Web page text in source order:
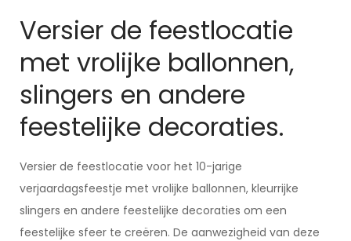
Versier de feestlocatie
met vrolijke ballonnen,
slingers en andere
feestelijke decoraties.
Versier de feestlocatie voor het 10-jarige
verjaardagsfeestje met vrolijke ballonnen, kleurrijke
slingers en andere feestelijke decoraties om een
feestelijke sfeer te creëren. De aanwezigheid van deze